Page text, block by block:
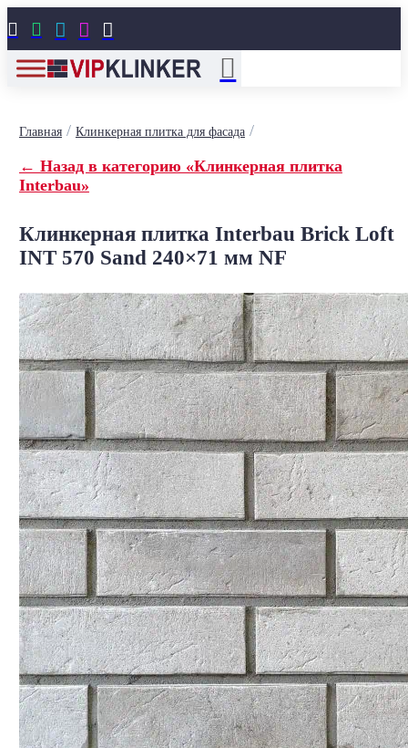
    
Главная/ Клинкерная плитка для фасада/
← Назад в категорию «Клинкерная плитка
Interbau»
Клинкерная плитка Interbau Brick Loft
INT 570 Sand 240×71 мм NF